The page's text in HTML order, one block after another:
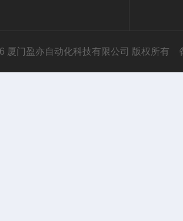
厦门盈亦自动化科技有限公司 版权所有